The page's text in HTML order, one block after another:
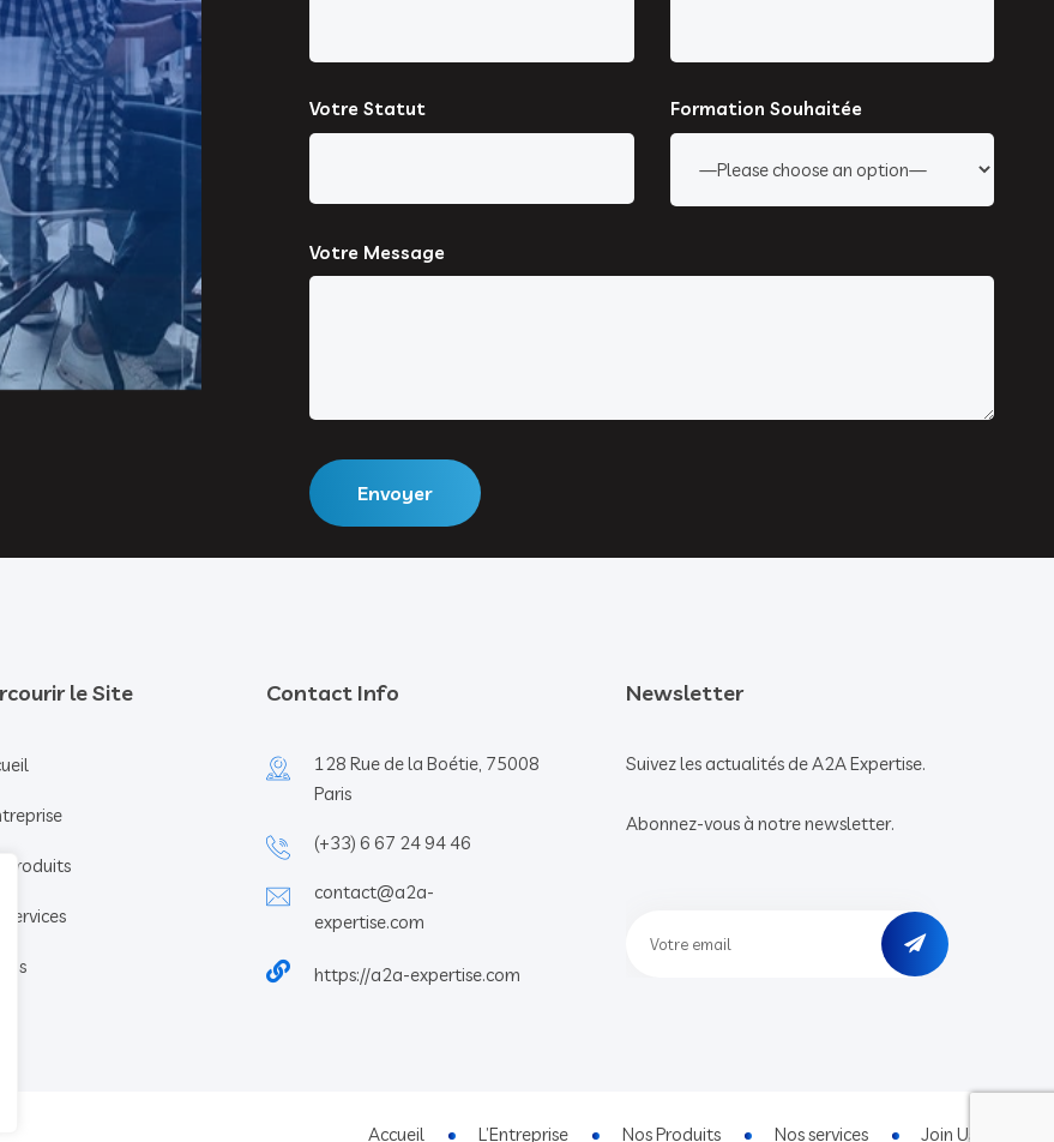
Votre Statut Formation Souhaitée
Votre Message
le Site
Produits
services
Us
Contact Info
128 Rue de la Boétie, 75008
Paris
(+33) 6 67 24 94 46
contact@a2a-
expertise.com
https://a2a-expertise.com
Newsletter
Suivez les actualités de A2A Expertise.
Abonnez-vous à notre newsletter.
Accueil L’Entreprise Nos Produits Nos services Join Us